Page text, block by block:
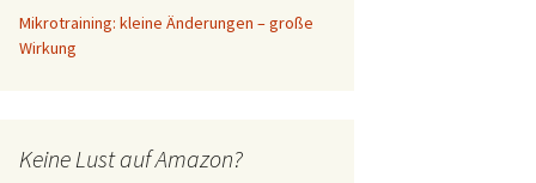
Mikrotraining: kleine Änderungen – große
Wirkung
Keine Lust auf Amazon?